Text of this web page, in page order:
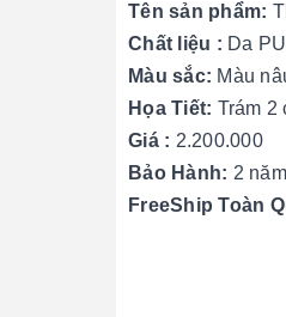
Tên sản phẩm:
Chất liệu : Da
Màu sắc: Màu
Họa Tiết: Trám 2
Giá : 2.200.000
Bảo Hành: 2
FreeShip Toàn